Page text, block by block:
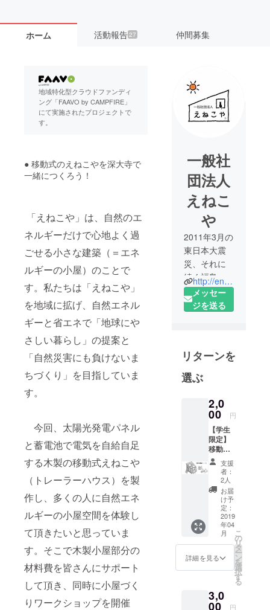
ホーム 活動報告27 仲間募集
地域特化型クラウドファンディ
ング「FAAVO by CAMPFIRE」
にて実施されたプロジェクトで
す。
● 移動式のえねこやを深大寺で
一緒につくろう！
「えねこや」は、自然のエ
ネルギーだけで心地よく過
ごせる小さな建築（＝エネ
ルギーの小屋）のことで
す。私たちは「えねこや」
を地域に拡げ、自然エネル
ギーと省エネで「地球にや
さしい暮らし」の提案と
「自然災害にも負けないま
ちづくり」を目指していま
す。
今回、太陽光発電パネル
と蓄電池で電気を自給自足
する木製の移動式えねこや
（トレーラーハウス）を製
作し、多くの人に自然エネ
ルギーの小屋空間を体験し
て頂きたいと思っていま
す。そこで木製小屋部分の
材料費を皆さんにサポート
して頂き、同時に小屋づく
りワークショップを開催
一般社
団法人
えねこ
や
2011年3月の
東日本大震
災、それに
続く福島の
原発事故を
きっかけ
や、次の世
代に残した
い暮らし方
えを巡ら
し、2016年
に一般社団
法人えねこ
やを設立し
ました。第
一号となる
「えねこや
六曜舎」は
調布市深大
寺北町にあ
る設計事務
所・アトリ
事務所で
http://enekoya.com/
メッセー
ジを送る
リターンを
選ぶ
2,0
00 円
【学生
限定】
移動式
えねこ
やの製
作ワー
ク
ショッ
プと完
成お披
露目会
に参加
できま
す（見
学も
可）。
ショッ
プは主
支援
者：
2人
お届
け予
定：
2019
年04
月
詳細を見る
こ
の
リ
タ
ー
ン
を
選
択
す
る
3,0
00 円